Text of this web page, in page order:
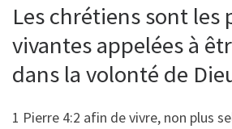
Les chrétiens sont les
vivantes appelées à
dans la volonté de
1 Pierre 4:2 afin de vivre, non plus